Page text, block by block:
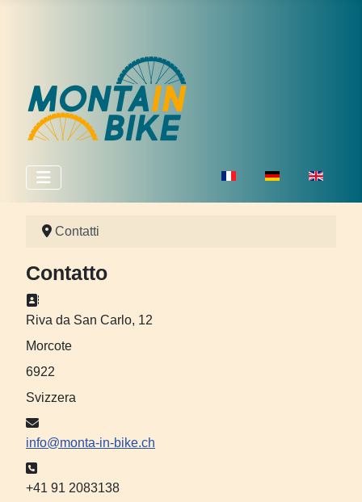
Seleziona la tua lingua
Contatti
Contatto
Indirizzo:
Riva da San Carlo, 12
Morcote
6922
Svizzera
Email:
info@monta-in-bike.ch
Telefono:
+41 91 2083138